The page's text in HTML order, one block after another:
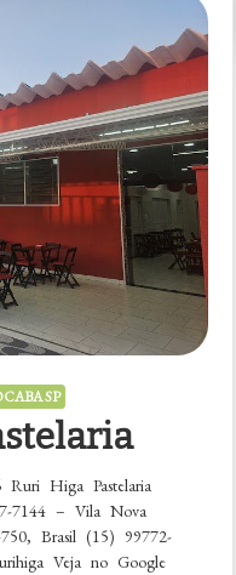
Sorocaba
SP
Higa Pastelaria
7144 – Vila Nova
Brasil (15) 99772-
Veja no Google